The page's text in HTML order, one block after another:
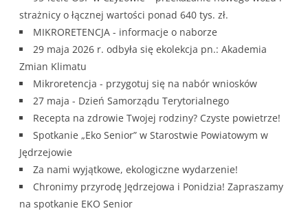
strażnicy o łącznej wartości ponad 640 tys. zł.
MIKRORETENCJA - informacje o naborze
29 maja 2026 r. odbyła się ekolekcja pn.: Akademia
Zmian Klimatu
Mikroretencja - przygotuj się na nabór wniosków
27 maja - Dzień Samorządu Terytorialnego
Recepta na zdrowie Twojej rodziny? Czyste powietrze!
Spotkanie „Eko Senior” w Starostwie Powiatowym w
Jędrzejowie
Za nami wyjątkowe, ekologiczne wydarzenie!
Chronimy przyrodę Jędrzejowa i Ponidzia! Zapraszamy
na spotkanie EKO Senior